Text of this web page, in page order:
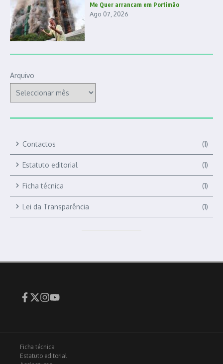
Me Quer arrancam em Portimão
Ago 07, 2026
Arquivo
Contactos (1)
Estatuto editorial (1)
Ficha técnica (1)
Lei da Transparência (1)
Ficha técnica
Estatuto editorial